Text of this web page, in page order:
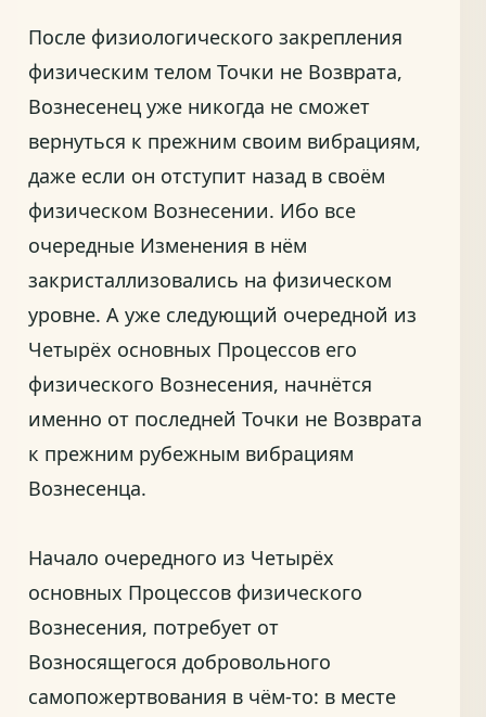
После физиологического закрепления
физическим телом Точки не Возврата,
Вознесенец уже никогда не сможет
вернуться к прежним своим вибрациям,
даже если он отступит назад в своём
физическом Вознесении. Ибо все
очередные Изменения в нём
закристаллизовались на физическом
уровне. А уже следующий очередной из
Четырёх основных Процессов его
физического Вознесения, начнётся
именно от последней Точки не Возврата
к прежним рубежным вибрациям
Вознесенца.
Начало очередного из Четырёх
основных Процессов физического
Вознесения, потребует от
Возносящегося добровольного
самопожертвования в чём-то: в месте